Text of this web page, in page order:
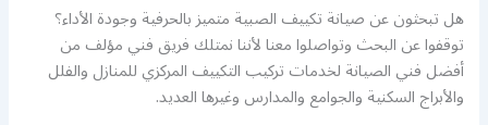
هل تبحثون عن صيانة تكييف الصبية متميز بالحرفية وجودة الأداء؟
توقفوا عن البحث وتواصلوا معنا لأننا نمتلك فريق فني مؤلف من
أفضل فني الصيانة لخدمات تركيب التكييف المركزي للمنازل والفلل
والأبراج السكنية والجوامع والمدارس وغيرها العديد.